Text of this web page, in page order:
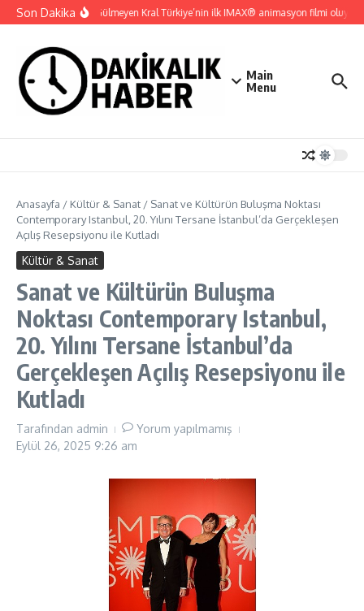
İçeriğe atla
Son DakikaGupi ve Gülmeyen Kral Türkiye’nin ilk IMAX® animasyon filmi oluyor
Main
Menu
Anasayfa / Kültür & Sanat / Sanat ve Kültürün Buluşma Noktası
Contemporary Istanbul, 20. Yılını Tersane İstanbul’da Gerçekleşen
Açılış Resepsiyonu ile Kutladı
Kültür & Sanat
Sanat ve Kültürün Buluşma
Noktası Contemporary Istanbul,
20. Yılını Tersane İstanbul’da
Gerçekleşen Açılış Resepsiyonu ile
Kutladı
Tarafından admin
Yorum yapılmamış
Eylül 26, 2025 9:26 am